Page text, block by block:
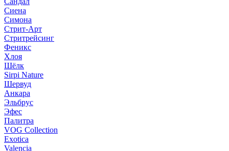
Сиена
Симона
Стрит-Арт
Стритрейсинг
Феникс
Хлоя
Шёлк
Sirpi Nature
Шервуд
Анкара
Эльбрус
Эфес
Палитра
VOG Collection
Exotica
Valencia